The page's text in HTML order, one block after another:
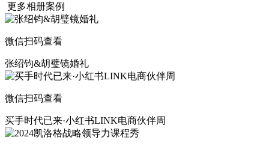
更多相册案例
微信扫码查看
张绍钧&胡璧镜婚礼
微信扫码查看
买手时代已来·小红书LINK电商伙伴周